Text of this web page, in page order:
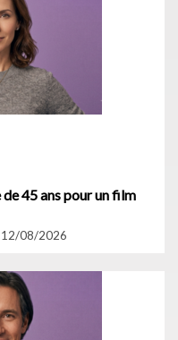
45 ans pour un film
08/2026